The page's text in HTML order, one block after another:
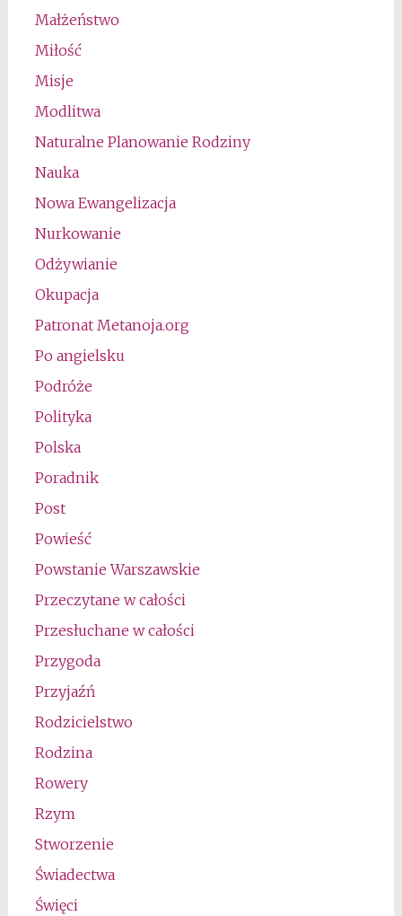
Małżeństwo
Miłość
Misje
Modlitwa
Naturalne Planowanie Rodziny
Nauka
Nowa Ewangelizacja
Nurkowanie
Odżywianie
Okupacja
Patronat Metanoja.org
Po angielsku
Podróże
Polityka
Polska
Poradnik
Post
Powieść
Powstanie Warszawskie
Przeczytane w całości
Przesłuchane w całości
Przygoda
Przyjaźń
Rodzicielstwo
Rodzina
Rowery
Rzym
Stworzenie
Świadectwa
Święci